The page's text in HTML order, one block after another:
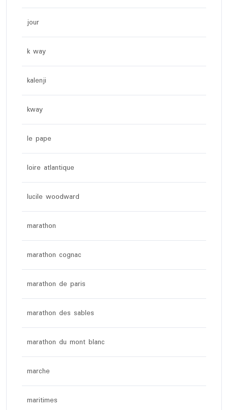
jour
k way
kalenji
kway
le pape
loire atlantique
lucile woodward
marathon
marathon cognac
marathon de paris
marathon des sables
marathon du mont blanc
marche
maritimes